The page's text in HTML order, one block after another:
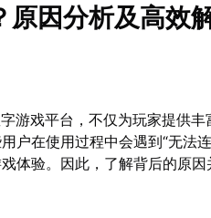
因分析及高效
游戏平台，不仅为玩家提供
户在使用过程中会遇到“无法
体验。因此，了解背后的原